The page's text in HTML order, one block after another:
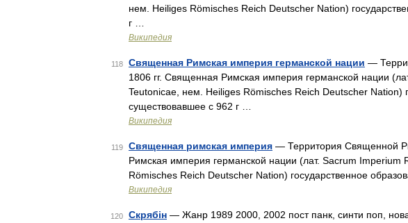
нем. Heiliges Römisches Reich Deutscher Nation)
г …
Википедия
118 Священная Римская империя германской нации —
1806 гг. Священная Римская империя германской нации
Teutonicae, нем. Heiliges Römisches Reich Deutscher Nation)
существовавшее с 962 г …
Википедия
119 Священная римская империя — Территория Священной
Римская империя германской нации (лат. Sacrum
Römisches Reich Deutscher Nation) государственное
Википедия
120 Скрябін — Жанр 1989 2000, 2002 пост панк, синти поп,